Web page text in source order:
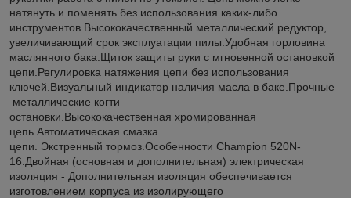
натянуть и поменять без использования каких-либо
инструментов.Высококачественный металлический редуктор,
увеличивающий срок эксплуатации пилы.Удобная горловина
маслянного бака.Щиток защиты руки с мгновенной остановкой
цепи.Регулировка натяжения цепи без использования
ключей.Визуальный индикатор наличия масла в баке.Прочные
металлические когти
остановки.Высококачественная хромированная
цепь.Автоматическая смазка
цепи. Экстренный тормоз.Особенности Champion 520N-
16:Двойная (основная и дополнительная) электрическая
изоляция - Дополнительная изоляция обеспечивается
изготовлением корпуса из изолирующего